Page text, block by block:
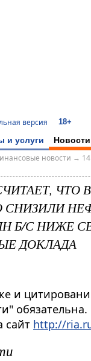
версия 18+
и услуги Новости
новости →
ЧТО
СНИЗИЛИ
Б/С НИЖЕ
ДОКЛАДА
и
сайт http://